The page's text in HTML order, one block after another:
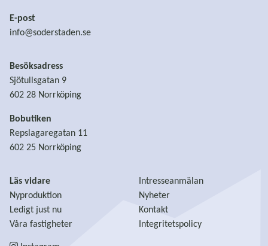
E-post
info@soderstaden.se
Besöksadress
Sjötullsgatan 9
602 28 Norrköping
Bobutiken
Repslagaregatan 11
602 25 Norrköping
Läs vidare
Nyproduktion
Ledigt just nu
Våra fastigheter
Intresseanmälan
Nyheter
Kontakt
Integritetspolicy